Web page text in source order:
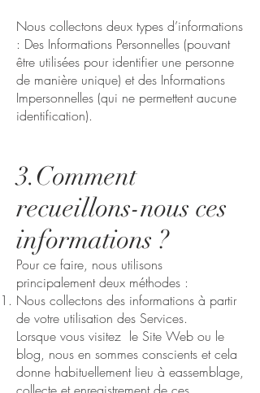
Nous collectons deux types d’informations
: Des Informations Personnelles (pouvant
être utilisées pour identifier une personne
de manière unique) et des Informations
Impersonnelles (qui ne permettent aucune
identification).
3.Comment
recueillons-nous ces
informations ?
Pour ce faire, nous utilisons
principalement deux méthodes :
Nous collectons des informations à partir
de votre utilisation des Services.
Lorsque vous visitez le Site Web ou le
blog, nous en sommes conscients et cela
donne habituellement lieu à eassemblage,